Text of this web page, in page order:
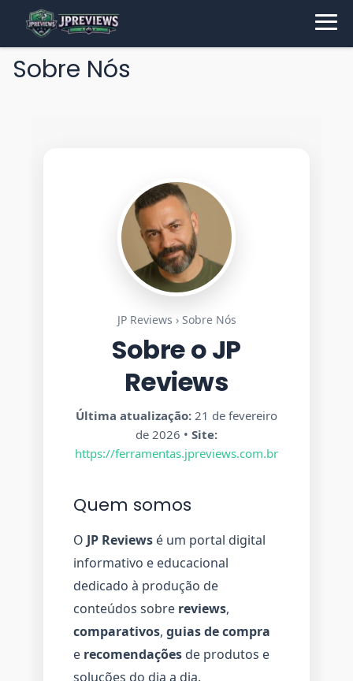
Sobre Nós
JP Reviews › Sobre Nós
Sobre o JP
Reviews
Última atualização: 21 de fevereiro
de 2026 • Site:
https://ferramentas.jpreviews.com.br
Quem somos
O JP Reviews é um portal digital
informativo e educacional
dedicado à produção de
conteúdos sobre reviews,
comparativos, guias de compra
e recomendações de produtos e
soluções do dia a dia.